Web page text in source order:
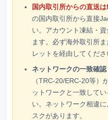
国内取引所からの直送は
の国内取引所から直接
い。アカウント凍結・
ます。必ず海外取引所
レットを経由してくださ
ネットワークの一致確認
（TRC-20/ERC-20等）
ットワークと一致して
い。ネットワーク相違
スクがあります。